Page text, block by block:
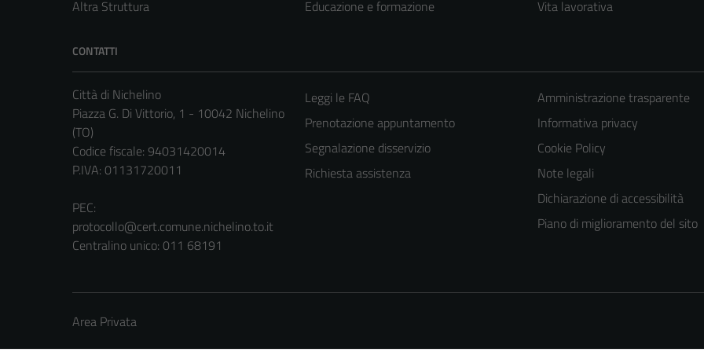
Altra Struttura
Educazione e formazione
Vita lavorativa
CONTATTI
Città di Nichelino
Piazza G. Di Vittorio, 1 - 10042 Nichelino
(TO)
Codice fiscale: 94031420014
P.IVA: 01131720011
PEC:
protocollo@cert.comune.nichelino.to.it
Centralino unico: 011 68191
Leggi le FAQ
Prenotazione appuntamento
Segnalazione disservizio
Richiesta assistenza
Amministrazione trasparente
Informativa privacy
Cookie Policy
Note legali
Dichiarazione di accessibilità
Piano di miglioramento del sito
Area Privata